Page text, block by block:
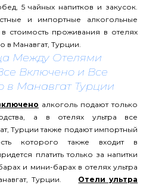
5 чайных напитков и закусок.
и импортные алкогольные
стоимость проживания в отелях
в Манавгат, Турции.
Между Отелями
Включено и Все
в Манавгат Турции
алкоголь подают только
а в отелях ультра все
Турции также подают импортный
которого также входит в
платить только за напитки
и мини-барах в отелях ультра
Турции. Отели ультра